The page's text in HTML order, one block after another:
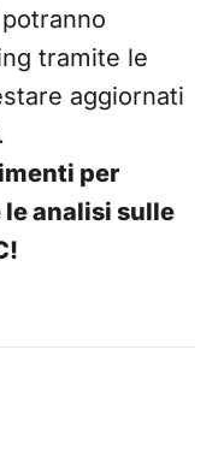
tramite le
aggiornati
per
analisi sulle
!